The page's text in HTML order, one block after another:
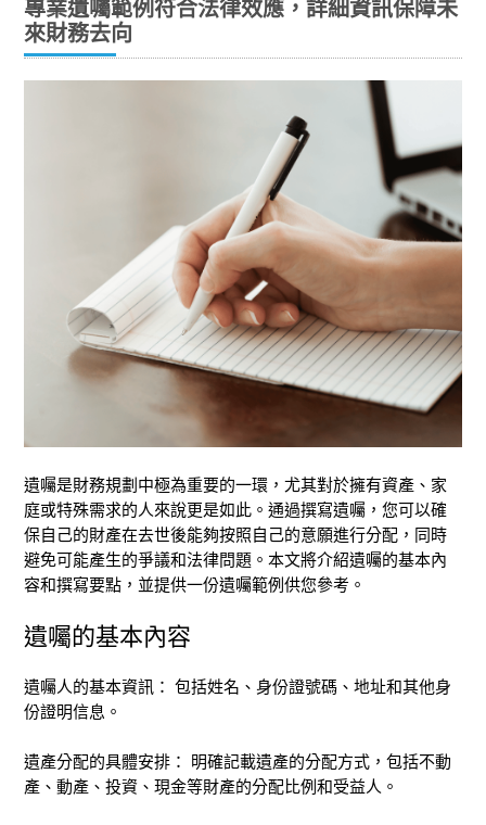
專業遺囑範例符合法律效應，詳細資訊保障未
來財務去向
遺囑是財務規劃中極為重要的一環，尤其對於擁有資產、家
庭或特殊需求的人來說更是如此。通過撰寫遺囑，您可以確
保自己的財產在去世後能夠按照自己的意願進行分配，同時
避免可能產生的爭議和法律問題。本文將介紹遺囑的基本內
容和撰寫要點，並提供一份遺囑範例供您參考。
遺囑的基本內容
遺囑人的基本資訊： 包括姓名、身份證號碼、地址和其他身
份證明信息。
遺產分配的具體安排： 明確記載遺產的分配方式，包括不動
產、動產、投資、現金等財產的分配比例和受益人。